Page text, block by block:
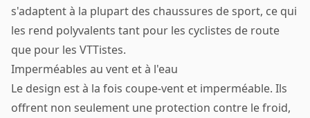
s'adaptent à la plupart des chaussures de sport, ce qui
les rend polyvalents tant pour les cyclistes de route
que pour les VTTistes.
Imperméables au vent et à l'eau
Le design est à la fois coupe-vent et imperméable. Ils
offrent non seulement une protection contre le froid,